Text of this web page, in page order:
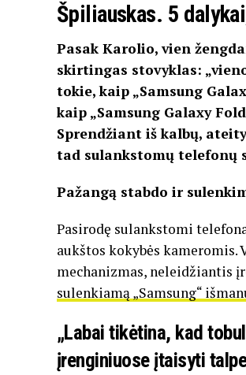
Špiliauskas. 5
Pasak Karolio, vien
skirtingas stovyklas:
tokie, kaip „Samsung
kaip „Samsung Galaxy
Sprendžiant iš kalbų,
tad sulankstomų telefonų
Pažangą stabdo ir
Pasirodę sulankstomi
aukštos kokybės
mechanizmas, neleidžiantis
sulenkiamą „Samsung“
„Labai tikėtina, kad
įrenginiuose įtaisyti